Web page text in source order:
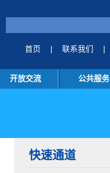
首页 联系我们
开放交流 公共服务
快速通道